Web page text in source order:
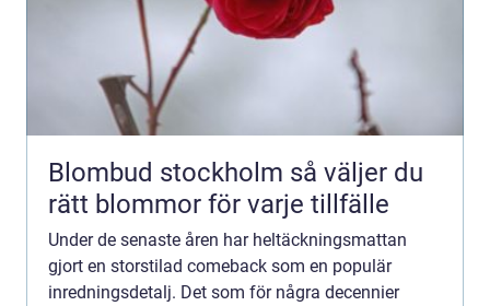
Blombud stockholm så väljer du
rätt blommor för varje tillfälle
Under de senaste åren har heltäckningsmattan
gjort en storstilad comeback som en populär
inredningsdetalj. Det som för några decennier